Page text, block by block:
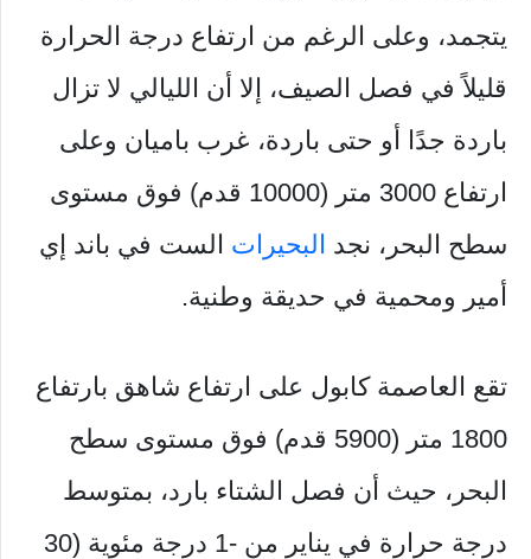
يتجمد، وعلى الرغم من ارتفاع درجة الحرارة
قليلاً في فصل الصيف، إلا أن الليالي لا تزال
باردة جدًا أو حتى باردة، غرب باميان وعلى
ارتفاع 3000 متر (10000 قدم) فوق مستوى
سطح البحر، نجد البحيرات الست في باند إي
أمير ومحمية في حديقة وطنية.
تقع العاصمة كابول على ارتفاع شاهق بارتفاع
1800 متر (5900 قدم) فوق مستوى سطح
البحر، حيث أن فصل الشتاء بارد، بمتوسط ​​
درجة حرارة في يناير من -1 درجة مئوية (30